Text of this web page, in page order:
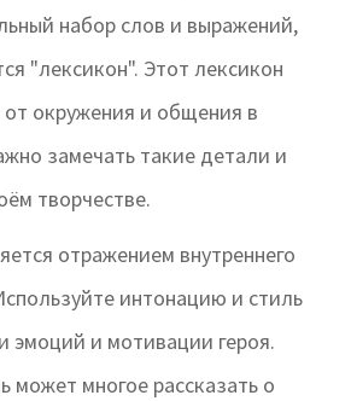
набор слов и выражений,
"лексикон". Этот лексикон
от окружения и общения в
замечать такие детали и
творчестве.
отражением внутреннего
интонацию и стиль
эмоций и мотивации героя.
может многое рассказать о